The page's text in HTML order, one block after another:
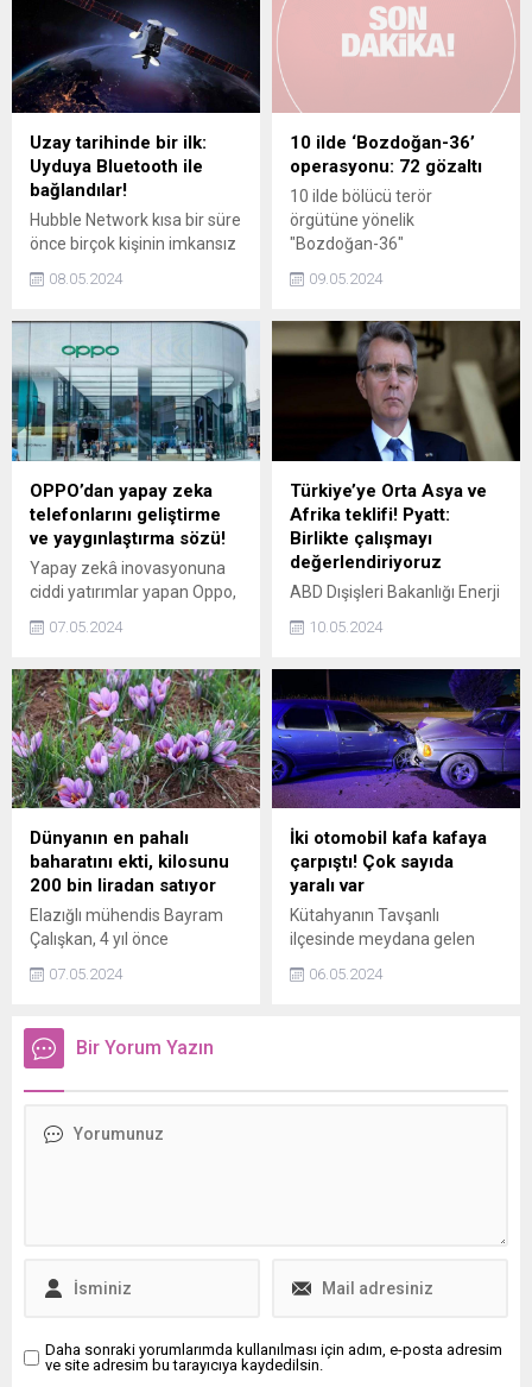
Uzay tarihinde bir ilk:
Uyduya Bluetooth ile
bağlandılar!
Hubble Network kısa bir süre
önce birçok kişinin imkansız
başardığını duyurdu. Şirket
bir şekilde bağlantı
kurulduğunu belirtti.
08.05.2024
10 ilde ‘Bozdoğan-36’
operasyonu: 72 gözaltı
10 ilde bölücü terör
örgütüne yönelik
"Bozdoğan-36"
yakalandı.
09.05.2024
OPPO’dan yapay zeka
telefonlarını geliştirme
ve yaygınlaştırma sözü!
Yapay zekâ inovasyonuna
ciddi yatırımlar yapan Oppo,
telefonları daha da
yaygınlaştırmak için
çalışmalarını yoğun biçimde
sürdürüyor.
07.05.2024
Türkiye’ye Orta Asya ve
Afrika teklifi! Pyatt:
Birlikte çalışmayı
değerlendiriyoruz
ABD Dışişleri Bakanlığı Enerji
Yardımcısı Geoffrey Pyatt,
enerji alanında artan iş
birliğini değerlendirdi.
10.05.2024
Dünyanın en pahalı
baharatını ekti, kilosunu
200 bin liradan satıyor
Elazığlı mühendis Bayram
Çalışkan, 4 yıl önce
safran bitkisiyle başladığı
başarıya ulaştı.
07.05.2024
İki otomobil kafa kafaya
çarpıştı! Çok sayıda
yaralı var
Kütahyanın Tavşanlı
ilçesinde meydana gelen
yaralandı.
06.05.2024
Bir Yorum Yazın
Daha sonraki yorumlarımda kullanılması için adım, e-posta adresim
ve site adresim bu tarayıcıya kaydedilsin.